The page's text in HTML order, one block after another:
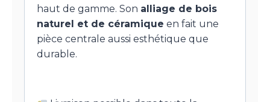
haut de gamme. Son alliage de bois
naturel et de céramique en fait une
pièce centrale aussi esthétique que
durable.